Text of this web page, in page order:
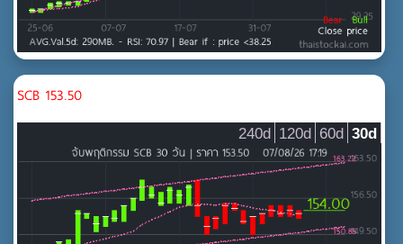
SCB 153.50
30d
60d
120d
240d